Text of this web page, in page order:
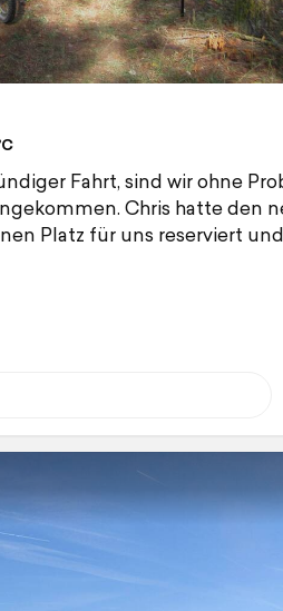
Fahrt, sind wir ohne
Chris hatte den
Platz für uns reserviert